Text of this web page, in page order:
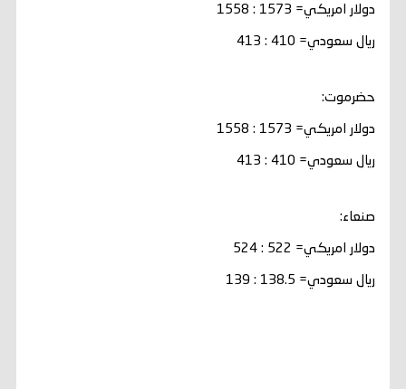
دولار امريكي= 1573 : 1558
ريال سعودي= 410 : 413
حضرموت:
دولار امريكي= 1573 : 1558
ريال سعودي= 410 : 413
صنعاء:
دولار امريكي= 522 : 524
ريال سعودي= 138.5 : 139